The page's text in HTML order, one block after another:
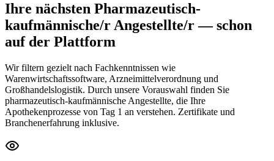
Ihre nächsten Pharmazeutisch-
kaufmännische/r Angestellte/r— schon
auf der Plattform
Wir filtern gezielt nach Fachkenntnissen wie
Warenwirtschaftssoftware, Arzneimittelverordnung und
Großhandelslogistik. Durch unsere Vorauswahl finden Sie
pharmazeutisch-kaufmännische Angestellte, die Ihre
Apothekenprozesse von Tag 1 an verstehen. Zertifikate und
Branchenerfahrung inklusive.